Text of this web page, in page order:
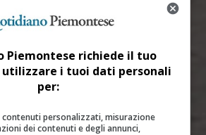
Piemontese richiede il tuo
utilizzare i tuoi dati personali
per:
contenuti personalizzati, misurazione
dei contenuti e degli annunci,